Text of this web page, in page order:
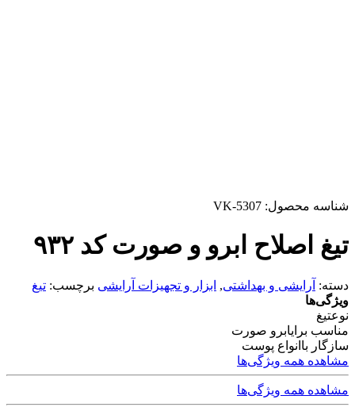
شناسه محصول: VK-5307
تیغ اصلاح ابرو و صورت کد ۹۳۲
دسته: آرایشی و بهداشتی, ابزار و تجهیزات آرایشی برچسب: تیغ
ویژگی‌ها
نوعتیغ
مناسب برایابرو صورت
سازگار با انواع پوست
مشاهده همه ویژگی‌ها
مشاهده همه ویژگی‌ها